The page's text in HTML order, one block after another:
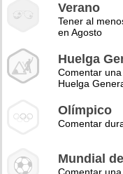
Verano
Tener al
en Agosto
Huelga
Comentar
Huelga
Olímpico
Comentar
Mundial